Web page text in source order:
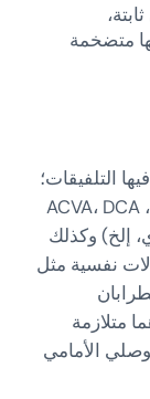
متضخمة
التلفيقات؛
اضطرابات مكتسبة مثل (على سبيل المثال، ACVA، DCA
إلخ) وكذلك
نفسية مثل
متلازمة
الأمامي